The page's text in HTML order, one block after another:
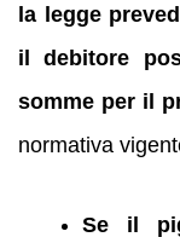
la legge
il debitore
somme per il
normativa
Se il